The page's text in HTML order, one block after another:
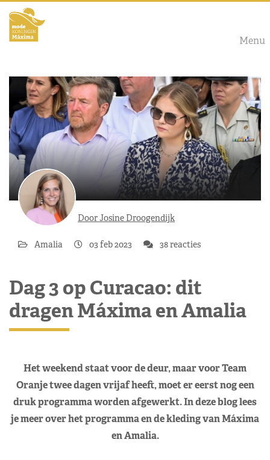
Menu
Door Josine Droogendijk
Amalia 03 feb 2023 38 reacties
Dag 3 op Curacao: dit
dragen Máxima en Amalia
Het weekend staat voor de deur, maar voor Team
Oranje twee dagen vrijaf heeft, moet er eerst nog een
druk programma worden afgewerkt. In deze blog lees
je meer over het programma en de kleding van Máxima
en Amalia.